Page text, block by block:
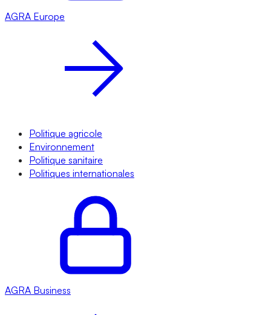
AGRA Europe
Politique agricole
Environnement
Politique sanitaire
Politiques internationales
AGRA Business